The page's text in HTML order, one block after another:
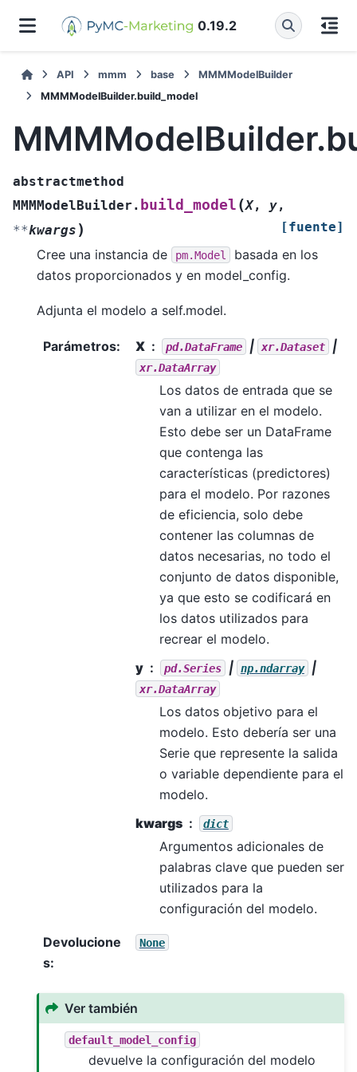
0.19.2
API mmm base
MMMModelBuilder
MMMModelBuilder.build_model
abstractmethod
MMMModelBuilder. build_model (X, y,
**kwargs ) [fuente]
Cree una instancia de pm.Model
basada en los
datos proporcionados y en model_config.
Adjunta el modelo a self.model.
Parámetros: X pd.DataFrame | xr.Dataset |
xr.DataArray
Los datos de entrada que se
van a utilizar en el modelo.
Esto debe ser un DataFrame
que contenga las
características (predictores)
para el modelo. Por razones
de eficiencia, solo debe
contener las columnas de
datos necesarias, no todo el
conjunto de datos disponible,
ya que esto se codificará en
los datos utilizados para
recrear el modelo.
y
pd.Series | np.ndarray |
xr.DataArray
Los datos objetivo para el
modelo. Esto debería ser una
Serie que represente la salida
o variable dependiente para el
modelo.
kwargs
dict
Argumentos adicionales de
palabras clave que pueden ser
utilizados para la
configuración del modelo.
Devolucione
s:
None
Ver también
default_model_config
devuelve la configuración del modelo